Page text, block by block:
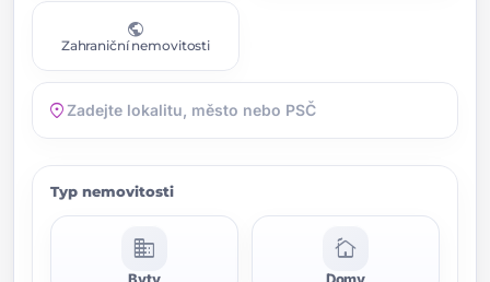
public
Zahraniční nemovitosti
location_on
Typ nemovitosti
domain cottage